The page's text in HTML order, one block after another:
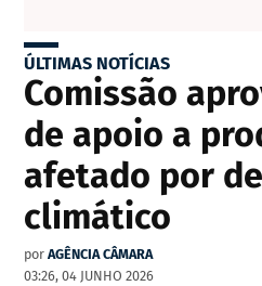
ÚLTIMAS NOTÍCIAS
Comissão
de apoio a
afetado por
climático
por AGÊNCIA CÂMARA
03:26, 04 JUNHO 2026